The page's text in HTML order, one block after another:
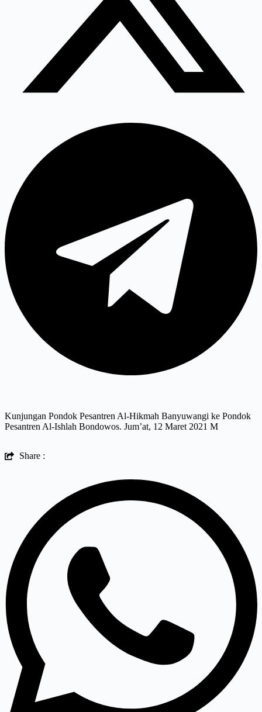
Kunjungan Pondok Pesantren Al-Hikmah Banyuwangi ke Pondok
Pesantren Al-Ishlah Bondowos. Jum’at, 12 Maret 2021 M
Share :